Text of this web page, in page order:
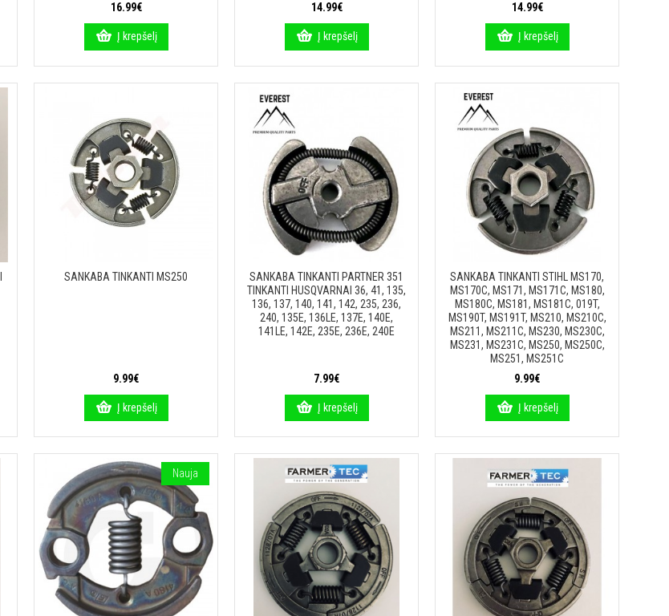
16.99€
Į krepšelį
14.99€
Į krepšelį
14.99€
Į krepšelį
SANKABA TINKANTI MS250
9.99€
Į krepšelį
SANKABA TINKANTI PARTNER 351
TINKANTI HUSQVARNAI 36, 41, 135,
136, 137, 140, 141, 142, 235, 236,
240, 135E, 136LE, 137E, 140E,
141LE, 142E, 235E, 236E, 240E
7.99€
Į krepšelį
SANKABA TINKANTI STIHL MS170,
MS170C, MS171, MS171C, MS180,
MS180C, MS181, MS181C, 019T,
MS190T, MS191T, MS210, MS210C,
MS211, MS211C, MS230, MS230C,
MS231, MS231C, MS250, MS250C,
MS251, MS251C
9.99€
Į krepšelį
Nauja